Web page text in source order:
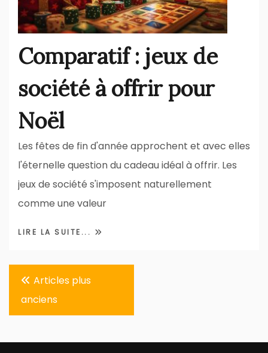
Comparatif : jeux de
société à offrir pour
Noël
Les fêtes de fin d'année approchent et avec elles
l'éternelle question du cadeau idéal à offrir. Les
jeux de société s'imposent naturellement
comme une valeur
LIRE LA SUITE...
Navigation
des
articles
Articles plus
anciens